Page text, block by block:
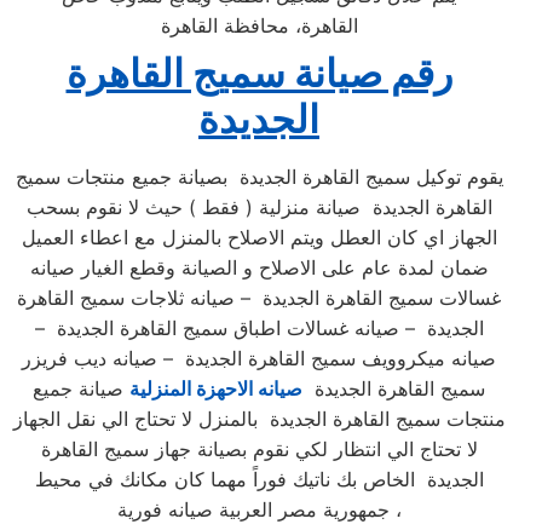
القاهرة، محافظة القاهرة
رقم صيانة سميج القاهرة
الجديدة
يقوم توكيل سميج القاهرة الجديدة بصيانة جميع منتجات سميج
القاهرة الجديدة صيانة منزلية ( فقط ) حيث لا نقوم بسحب
الجهاز اي كان العطل ويتم الاصلاح بالمنزل مع اعطاء العميل
ضمان لمدة عام على الاصلاح و الصيانة وقطع الغيار صيانه
غسالات سميج القاهرة الجديدة – صيانه ثلاجات سميج القاهرة
الجديدة – صيانه غسالات اطباق سميج القاهرة الجديدة –
صيانه ميكروويف سميج القاهرة الجديدة – صيانه ديب فريزر
سميج القاهرة الجديدة صيانه الاحهزة المنزلية صيانة جميع
منتجات سميج القاهرة الجديدة بالمنزل لا تحتاج الي نقل الجهاز
لا تحتاج الي انتظار لكي نقوم بصيانة جهاز سميج القاهرة
الجديدة الخاص بك ناتيك فوراً مهما كان مكانك في محيط
جمهورية مصر العربية صيانه فورية ،